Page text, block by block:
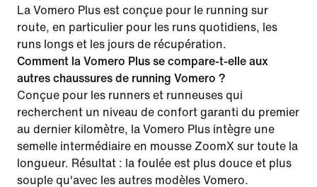
La Vomero Plus est conçue pour le running sur
route, en particulier pour les runs quotidiens, les
runs longs et les jours de récupération.
Comment la Vomero Plus se compare-t-elle aux
autres chaussures de running Vomero ?
Conçue pour les runners et runneuses qui
recherchent un niveau de confort garanti du premier
au dernier kilomètre, la Vomero Plus intègre une
semelle intermédiaire en mousse ZoomX sur toute la
longueur. Résultat : la foulée est plus douce et plus
souple qu'avec les autres modèles Vomero.